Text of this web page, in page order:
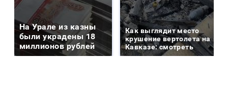
На Урале из казны
были украдены 18
миллионов рублей
Как выглядит место
крушение вертолета на
Кавказе: смотреть